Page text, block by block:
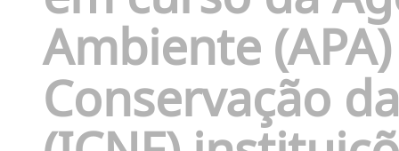
Ambiente
Conservação